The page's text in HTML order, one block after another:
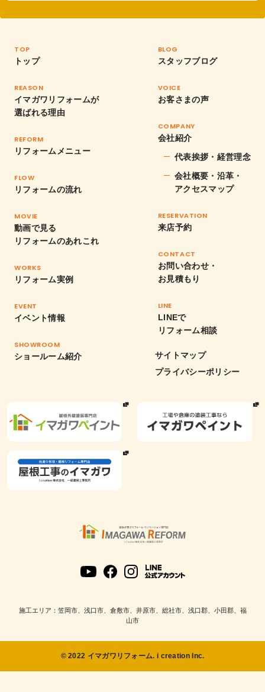
TOP
トップ
REASON
イマガワリフォームが
選ばれる理由
REFORM
リフォームメニュー
FLOW
リフォームの流れ
MOVIE
動画で見る
リフォームのあれこれ
WORKS
リフォーム実例
EVENT
イベント情報
SHOWROOM
ショールーム紹介
BLOG
スタッフブログ
VOICE
お客さまの声
COMPANY
会社紹介
代表挨拶・経営理念
会社概要・沿革・
アクセスマップ
RESERVATION
来店予約
CONTACT
お問い合わせ・
お見積もり
LINE
LINEで
リフォーム相談
サイトマップ
プライバシーポリシー
施工エリア：笠岡市、浅口市、倉敷市、井原市、総社市、浅口郡、小田郡、福
山市
© 2022 イマガワリフォーム. i creation Inc.